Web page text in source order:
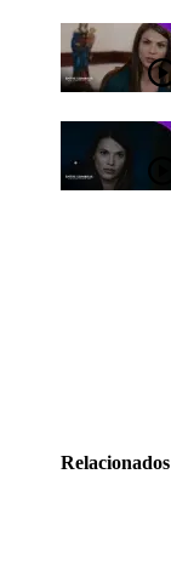
Relacionados